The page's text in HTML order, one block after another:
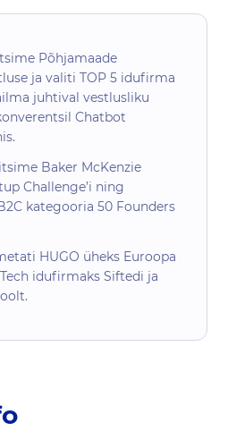
Põhjamaade
ja valiti TOP 5 idufirma
juhtival vestlusliku
Chatbot
Baker McKenzie
Challenge’i ning
kategooria 50 Founders
HUGO üheks Euroopa
idufirmaks Siftedi ja